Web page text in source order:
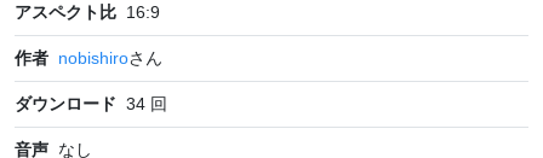
アスペクト比 16:9
作者 nobishiroさん
ダウンロード 34 回
音声 なし